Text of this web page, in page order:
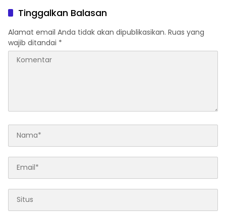
Tinggalkan Balasan
Alamat email Anda tidak akan dipublikasikan. Ruas yang
wajib ditandai *